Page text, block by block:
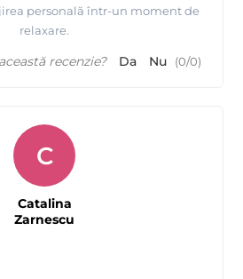
personală într-un moment de
relaxare.
recenzie? Da Nu (0/0)
C
Catalina
Zarnescu